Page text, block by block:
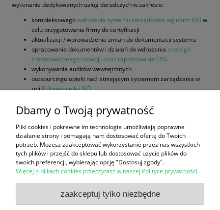
wykonanie dedykowanych usług doradczych w zakresie:
kompleksowegowdrożenia systemu zarządzania wg norm ISOw
celu przygotowania firmy do certyfikacji
aktualizacji / wprowadzenia zmian do dokumentacji systemu
opracowania dokumentów i działań do wdrożenia strategii
zrównoważonego rozwoju oraz raportowania ESG
wykonywania auditów wewnętrznych
outsourcingu opieki nad istniejącym systemem zarządzania w
roliPełnomocnika ISO
Zapytania prosimy kierować na adres:
FORMULARZ ZGŁOSZENIA
Zakupy
Pomoc
Dbamy o Twoją prywatność
Pliki cookies i pokrewne im technologie umożliwiają poprawne
działanie strony i pomagają nam dostosować ofertę do Twoich
potrzeb. Możesz zaakceptować wykorzystanie przez nas wszystkich
tych plików i przejść do sklepu lub dostosować użycie plików do
swoich preferencji, wybierając opcję "Dostosuj zgody".
Więcej o plikach cookies przeczytasz w naszej Polityce prywatności.
zaakceptuj tylko niezbędne